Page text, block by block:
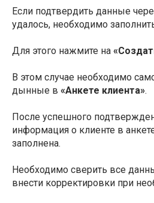
Если подтвердить данные
удалось, необходимо
Для этого нажмите на
В этом случае необходимо
дынные в «Анкете клиента».
После успешного
информация о клиенте в
заполнена.
Необходимо сверить все
внести корректировки при